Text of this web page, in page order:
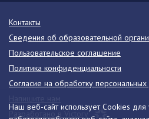
Наш веб-сайт использует Cookies
Контакты
Сведения об образовательной
Пользовательское соглашение
Политика конфиденциальности
Согласие на обработку
Разработано в Victory